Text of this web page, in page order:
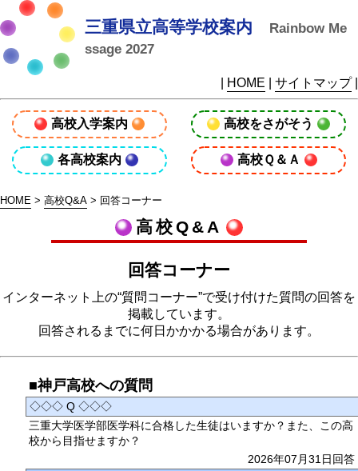
三重県立高等学校案内
Rainbow Me
ssage 2027
HOME サイトマップ|
高校入学案内 高校をさがそう
各高校案内 高校Ｑ＆Ａ
HOME > 高校Q&A > 回答コーナー
高校Q&A
回答コーナー
インターネット上の“質問コーナー”で受け付けた質問の回答を
掲載しています。
回答されるまでに何日かかかる場合があります。
■神戸高校への質問
◇◇◇ Q ◇◇◇
三重大学医学部医学科に合格した生徒はいますか？また、この高
校から目指せますか？
2026年07月31日回答